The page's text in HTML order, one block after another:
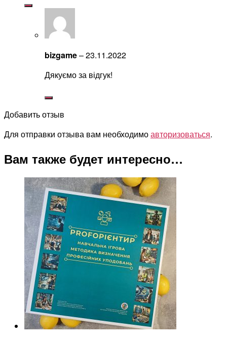
bizgame–23.11.2022
Дякуємо за відгук!
Добавить отзыв
Для отправки отзыва вам необходимоавторизоваться.
Вам также будет интересно…